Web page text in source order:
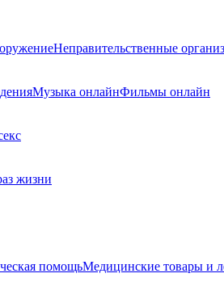
Неправительственные
Музыка онлайнФильмы онлайн
жизни
помощьМедицинские товары и